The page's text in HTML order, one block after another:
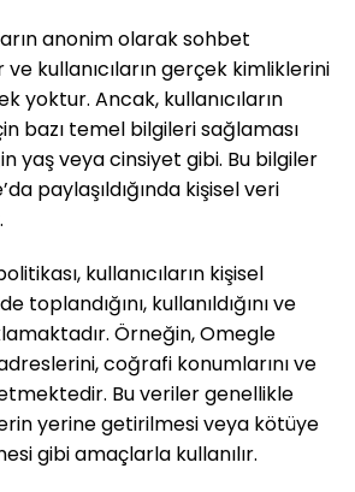
anonim olarak sohbet
kullanıcıların gerçek kimliklerini
yoktur. Ancak, kullanıcıların
bazı temel bilgileri sağlaması
yaş veya cinsiyet gibi. Bu bilgiler
paylaşıldığında kişisel veri
kullanıcıların kişisel
toplandığını, kullanıldığını ve
Örneğin, Omegle
adreslerini, coğrafi konumlarını ve
Bu veriler genellikle
yerine getirilmesi veya kötüye
gibi amaçlarla kullanılır.